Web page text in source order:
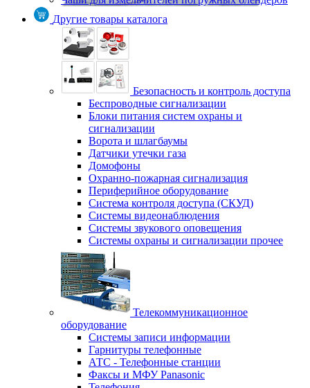
Другие товары каталога
Безопасность и контроль доступа
Беспроводные сигнализации
Блоки питания систем охраны и
сигнализации
Ворота и шлагбаумы
Датчики утечки газа
Домофоны
Охранно-пожарная сигнализация
Периферийное оборудование
Система контроля доступа (СКУД)
Системы видеонаблюдения
Системы звукового оповещения
Системы охраны и сигнализации прочее
Телекоммуникационное
оборудование
Системы записи информации
Гарнитуры телефонные
АТС - Телефонные станции
Факсы и МФУ Panasonic